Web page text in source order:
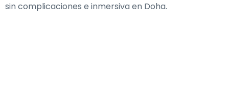
sin complicaciones e inmersiva en Doha.